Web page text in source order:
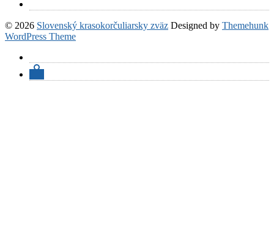
© 2026 Slovenský krasokorčuliarsky zväz Designed by Themehunk
WordPress Theme